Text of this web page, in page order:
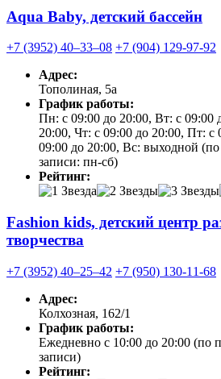
Aqua Baby, детский бассейн
+7 (3952) 40‒33‒08 +7 (904) 129-97-92
Адрес:
Тополиная, 5а
График работы:
Пн: с 09:00 до 20:00, Вт: с 09:00
20:00, Чт: с 09:00 до 20:00, Пт: с
09:00 до 20:00, Вс: выходной (по
записи: пн-сб)
Рейтинг:
Fashion kids, детский центр
творчества
+7 (3952) 40‒25‒42 +7 (950) 130-11-68
Адрес:
Колхозная, 162/1
График работы:
Ежедневно с 10:00 до 20:00 (по
записи)
Рейтинг: